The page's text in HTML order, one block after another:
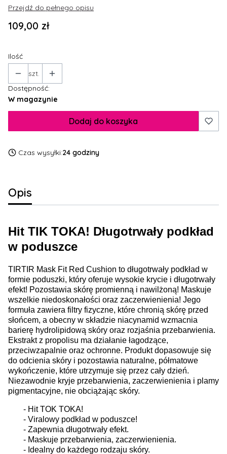
Przejdź do pełnego opisu
Cena
109,00 zł
Ilość
szt.
Dostępność:
W magazynie
Dodaj do koszyka
Czas wysyłki:24 godziny
Opis
Hit TIK TOKA! Długotrwały podkład
w poduszce
TIRTIR Mask Fit Red Cushion to długotrwały podkład w
formie poduszki, który oferuje wysokie krycie i długotrwały
efekt! Pozostawia skórę promienną i nawilżoną! Maskuje
wszelkie niedoskonałości oraz zaczerwienienia! Jego
formuła zawiera filtry fizyczne, które chronią skórę przed
słońcem, a obecny w składzie niacynamid wzmacnia
barierę hydrolipidową skóry oraz rozjaśnia przebarwienia.
Ekstrakt z propolisu ma działanie łagodzące,
przeciwzapalnie oraz ochronne. Produkt dopasowuje się
do odcienia skóry i pozostawia naturalne, półmatowe
wykończenie, które utrzymuje się przez cały dzień.
Niezawodnie kryje przebarwienia, zaczerwienienia i plamy
pigmentacyjne, nie obciążając skóry.
- Hit TOK TOKA!
- Viralowy podkład w poduszce!
- Zapewnia długotrwały efekt.
- Maskuje przebarwienia, zaczerwienienia.
- Idealny do każdego rodzaju skóry.